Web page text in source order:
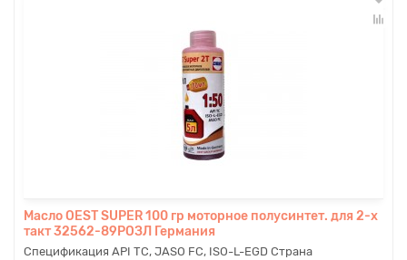
Масло OEST SUPER 100 гр моторное полусинтет. для 2-х
такт 32562-89РОЗЛ Германия
Спецификация API TC, JASO FC, ISO-L-EGD Страна